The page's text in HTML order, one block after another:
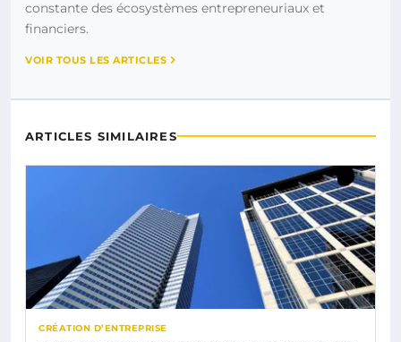
constante des écosystèmes entrepreneuriaux et
financiers.
VOIR TOUS LES ARTICLES
ARTICLES SIMILAIRES
CRÉATION D’ENTREPRISE